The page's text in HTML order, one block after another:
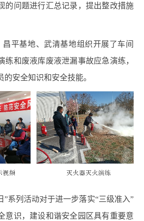
的问题进行汇总记录，提出整改措施
昌平基地、武清基地组织开展了车间
练和废液库废液泄漏事故应急演练，
安全知识和安全技能。
”系列活动对于进一步落实“三级准入”
意识，建设和谐安全园区具有重要意